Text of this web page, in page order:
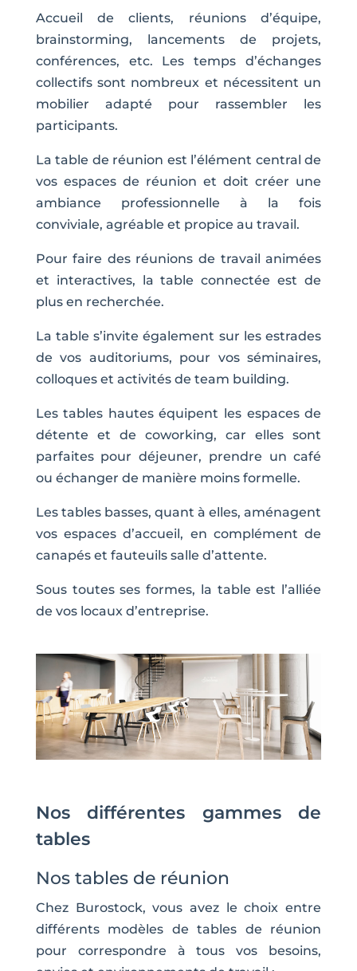
Accueil de clients, réunions d’équipe,
brainstorming, lancements de projets,
conférences, etc. Les temps d’échanges
collectifs sont nombreux et nécessitent un
mobilier adapté pour rassembler les
participants.
La table de réunion est l’élément central de
vos espaces de réunion et doit créer une
ambiance professionnelle à la fois
conviviale, agréable et propice au travail.
Pour faire des réunions de travail animées
et interactives, la table connectée est de
plus en recherchée.
La table s’invite également sur les estrades
de vos auditoriums, pour vos séminaires,
colloques et activités de team building.
Les tables hautes équipent les espaces de
détente et de coworking, car elles sont
parfaites pour déjeuner, prendre un café
ou échanger de manière moins formelle.
Les tables basses, quant à elles, aménagent
vos espaces d’accueil, en complément de
canapés et fauteuils salle d’attente.
Sous toutes ses formes, la table est l’alliée
de vos locaux d’entreprise.
Nos différentes gammes de
tables
Nos tables de réunion
Chez Burostock, vous avez le choix entre
différents modèles de tables de réunion
pour correspondre à tous vos besoins,